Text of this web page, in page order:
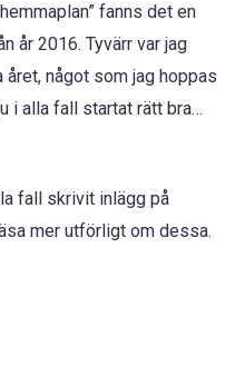
fanns det en
år 2016. Tyvärr var jag
något som jag hoppas
i alla fall startat rätt bra…
fall skrivit inlägg på
mer utförligt om dessa.